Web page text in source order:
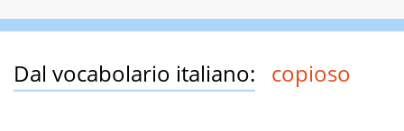
Dal vocabolario italiano: copioso